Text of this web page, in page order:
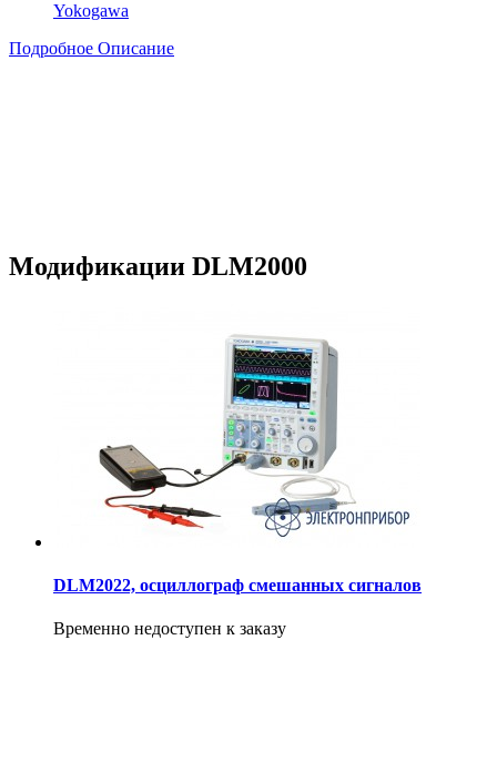
Yokogawa
Подробное Описание
Модификации DLM2000
DLM2022, осциллограф смешанных сигналов
Временно недоступен к заказу